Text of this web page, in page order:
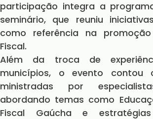
participação integra a
seminário, que reuniu
como referência na
Fiscal.
Além da troca de
municípios, o evento contou
ministradas por
abordando temas como
Fiscal Gaúcha e estratégias